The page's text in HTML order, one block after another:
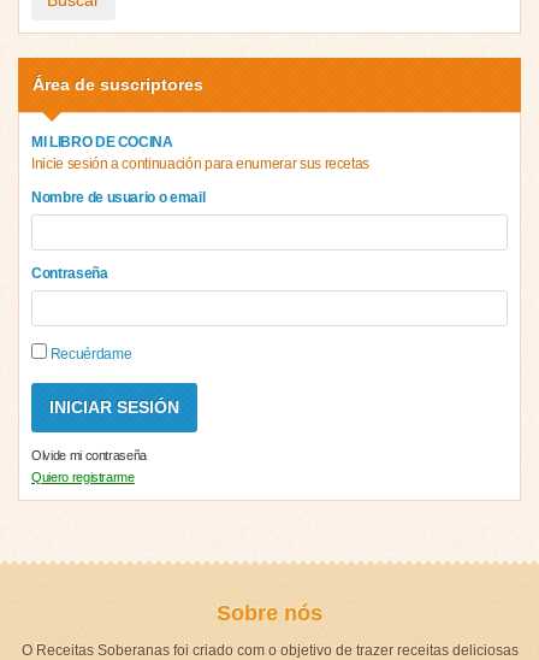
Área de suscriptores
MI LIBRO DE COCINA
Inicie sesión a continuación para enumerar sus recetas
Nombre de usuario o email
Contraseña
Recuérdame
Olvide mi contraseña
Quiero registrarme
Sobre nós
O Receitas Soberanas foi criado com o objetivo de trazer receitas deliciosas